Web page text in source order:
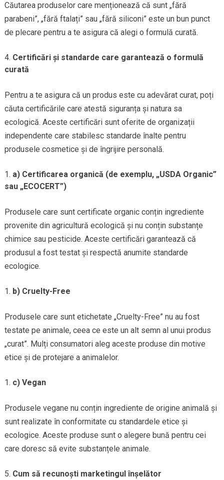
Căutarea produselor care menționează că sunt „fără
parabeni”, „fără ftalați” sau „fără siliconi” este un bun punct
de plecare pentru a te asigura că alegi o formulă curată.
Certificări și standarde care garantează o formulă
curată
Pentru a te asigura că un produs este cu adevărat curat, poți
căuta certificările care atestă siguranța și natura sa
ecologică. Aceste certificări sunt oferite de organizații
independente care stabilesc standarde înalte pentru
produsele cosmetice și de îngrijire personală.
a) Certificarea organică (de exemplu, „USDA Organic”
sau „ECOCERT”)
Produsele care sunt certificate organic conțin ingrediente
provenite din agricultură ecologică și nu conțin substanțe
chimice sau pesticide. Aceste certificări garantează că
produsul a fost testat și respectă anumite standarde
ecologice.
b) Cruelty-Free
Produsele care sunt etichetate „Cruelty-Free” nu au fost
testate pe animale, ceea ce este un alt semn al unui produs
„curat”. Mulți consumatori aleg aceste produse din motive
etice și de protejare a animalelor.
c) Vegan
Produsele vegane nu conțin ingrediente de origine animală și
sunt realizate în conformitate cu standardele etice și
ecologice. Aceste produse sunt o alegere bună pentru cei
care doresc să evite substanțele animale.
Cum să recunoști marketingul înșelător